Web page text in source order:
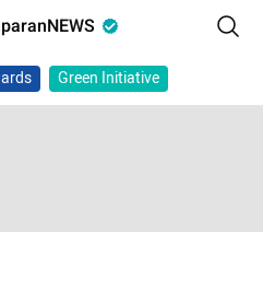
Green Initiative